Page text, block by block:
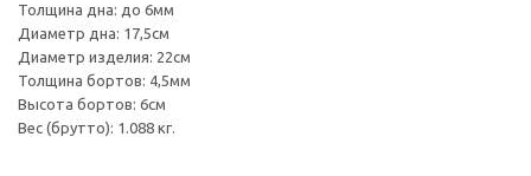
Толщина дна: до 6мм
Диаметр дна: 17,5см
Диаметр изделия: 22см
Толщина бортов: 4,5мм
Высота бортов: 6см
Вес (брутто): 1.088 кг.